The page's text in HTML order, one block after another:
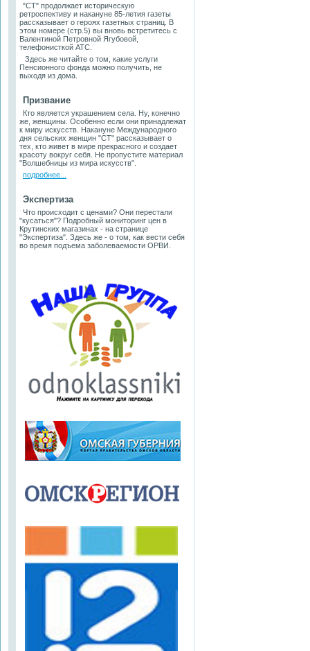
"СТ" продолжает историческую
ретроспективу и накануне 85-летия газеты
рассказывает о героях газетных страниц. В
этом номере (стр.5) вы вновь встретитесь с
Валентиной Петровной Ягубовой,
телефонисткой АТС.
Здесь же читайте о том, какие услуги
Пенсионного фонда можно получить, не
выходя из дома.
Призвание
Кто является украшением села. Ну, конечно
же, женщины. Особенно если они принадлежат
к миру искусств. Накануне Международного
дня сельских женщин "СТ" рассказывает о
тех, кто живет в мире прекрасного и создает
красоту вокруг себя. Не пропустите материал
"Волшебницы из мира искусств".
подробнее...
Экспертиза
Что происходит с ценами? Они перестали
"кусаться"? Подробный мониторинг цен в
Крутинских магазинах - на странице
"Экспертиза". Здесь же - о том, как вести себя
во время подъема заболеваемости ОРВИ.